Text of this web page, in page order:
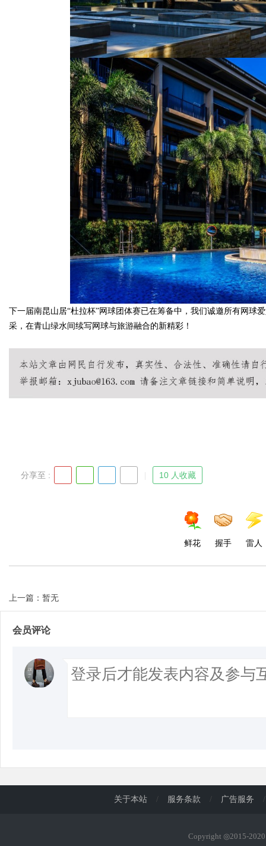
下一届南昆山居“杜拉杯”网球团体赛已在筹备中，我们诚邀所有网球
采，在青山绿水间续写网球与旅游融合的新精彩！
分享至 : 10 人收藏
鲜花 握手 雷人
上一篇：暂无
会员评论
关于本站 / 服务条款 / 广告服务 /
Copyright ◎2015-